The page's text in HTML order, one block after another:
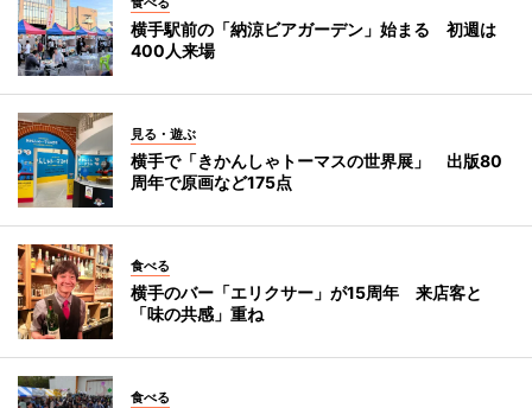
横手駅前の「納涼ビアガーデン」始まる 初週は
400人来場
見る・遊ぶ
横手で「きかんしゃトーマスの世界展」 出版80
周年で原画など175点
食べる
横手のバー「エリクサー」が15周年 来店客と
「味の共感」重ね
食べる